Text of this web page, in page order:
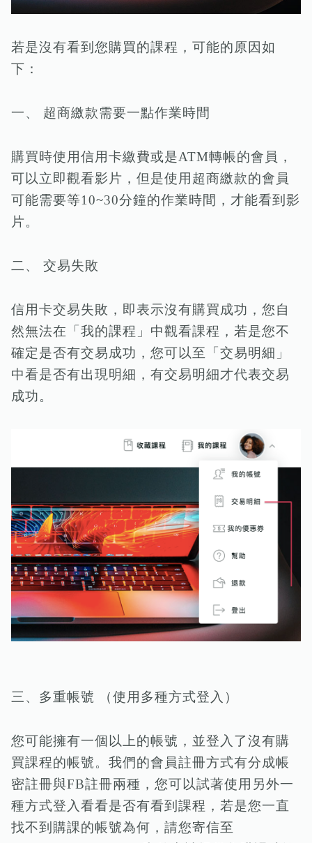
若是沒有看到您購買的課程，可能的原因如
下：
一、 超商繳款需要一點作業時間
購買時使用信用卡繳費或是ATM轉帳的會員，
可以立即觀看影片，但是使用超商繳款的會員
可能需要等10~30分鐘的作業時間，才能看到影
片。
二、 交易失敗
信用卡交易失敗，即表示沒有購買成功，您自
然無法在「我的課程」中觀看課程，若是您不
確定是否有交易成功，您可以至「交易明細」
中看是否有出現明細，有交易明細才代表交易
成功。
三、多重帳號 （使用多種方式登入）
您可能擁有一個以上的帳號，並登入了沒有購
買課程的帳號。我們的會員註冊方式有分成帳
密註冊與FB註冊兩種，您可以試著使用另外一
種方式登入看看是否有看到課程，若是您一直
找不到購課的帳號為何，請您寄信至